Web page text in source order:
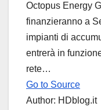
Octopus Energy
finanzieranno a
impianti di
entrerà in
rete…
Go to Source
Author: HDblog.it